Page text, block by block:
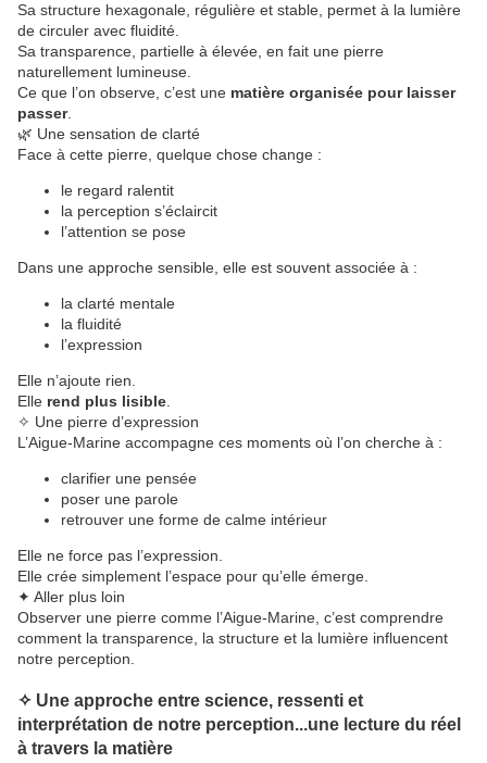
Sa structure hexagonale, régulière et stable, permet à la lumière
de circuler avec fluidité.
Sa transparence, partielle à élevée, en fait une pierre
naturellement lumineuse.
Ce que l’on observe, c’est une matière organisée pour laisser
passer.
🌿 Une sensation de clarté
Face à cette pierre, quelque chose change :
le regard ralentit
la perception s’éclaircit
l’attention se pose
Dans une approche sensible, elle est souvent associée à :
la clarté mentale
la fluidité
l’expression
Elle n’ajoute rien.
Elle rend plus lisible
✧ Une pierre d’expression
L’Aigue-Marine accompagne ces moments où l’on cherche à :
clarifier une pensée
poser une parole
retrouver une forme de calme intérieur
Elle ne force pas l’expression.
Elle crée simplement l’espace pour qu’elle émerge.
✦ Aller plus loin
Observer une pierre comme l’Aigue-Marine, c’est comprendre
comment la transparence, la structure et la lumière influencent
notre perception.
✧ Une approche entre science, ressenti et
interprétation de notre perception...une lecture du réel
à travers la matière